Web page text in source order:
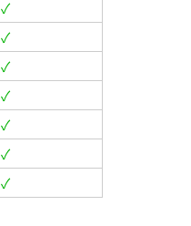
✓
✓
✓
✓
✓
✓
✓